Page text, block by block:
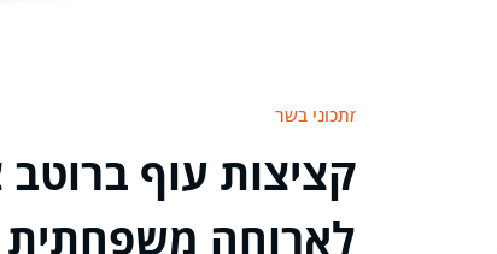
מתכוני בשר
קציצות עוף
לארוחה משפחתית